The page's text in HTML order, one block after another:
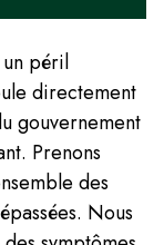
un péril
directement
gouvernement
Prenons
des
Nous